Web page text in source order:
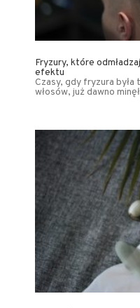
Fryzury, które
efektu
Czasy, gdy fryzura była
włosów, już dawno